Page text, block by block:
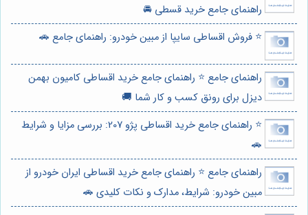
راهنمای جامع خرید قسطی 🚘
⭐️ فروش اقساطی سایپا از مبین خودرو: راهنمای جامع 🚗
راهنمای جامع ⭐️ راهنمای جامع خرید اقساطی کامیون بهمن
دیزل برای رونق کسب و کار شما 🚚
⭐️ راهنمای جامع خرید اقساطی پژو 207: بررسی مزایا و شرایط
🚗
راهنمای جامع ⭐️ راهنمای جامع خرید اقساطی ایران خودرو از
مبین خودرو: شرایط، مدارک و نکات کلیدی 🚗